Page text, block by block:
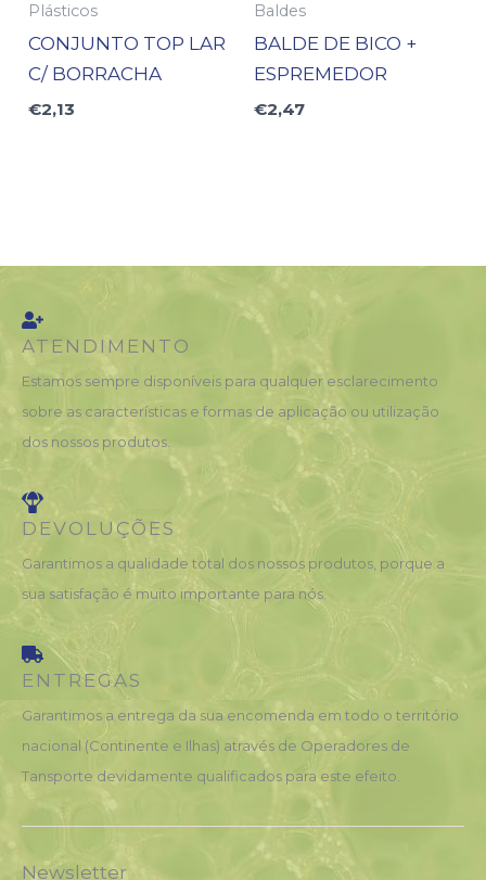
Plásticos
CONJUNTO TOP LAR
C/ BORRACHA
€2,13
Baldes
BALDE DE BICO +
ESPREMEDOR
€2,47
ATENDIMENTO
Estamos sempre disponíveis para qualquer esclarecimento
sobre as características e formas de aplicação ou utilização
dos nossos produtos.
DEVOLUÇÕES
Garantimos a qualidade total dos nossos produtos, porque a
sua satisfação é muito importante para nós.
ENTREGAS
Garantimos a entrega da sua encomenda em todo o território
nacional (Continente e Ilhas) através de Operadores de
Tansporte devidamente qualificados para este efeito.
Newsletter